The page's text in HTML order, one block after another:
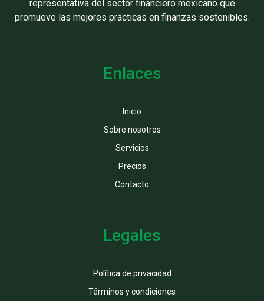
representativa del sector financiero mexicano que
promueve las mejores prácticas en finanzas sostenibles.
Enlaces
Inicio
Sobre nosotros
Servicios
Precios
Contacto
Legales
Política de privacidad
Términos y condiciones